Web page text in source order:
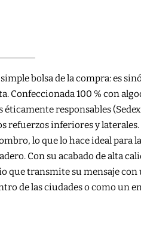
bolsa de la compra: es
Confeccionada 100 % con
responsables
refuerzos inferiores y laterales.
lo que lo hace ideal para
Con su acabado de alta
que transmite su mensaje con
de las ciudades o como un